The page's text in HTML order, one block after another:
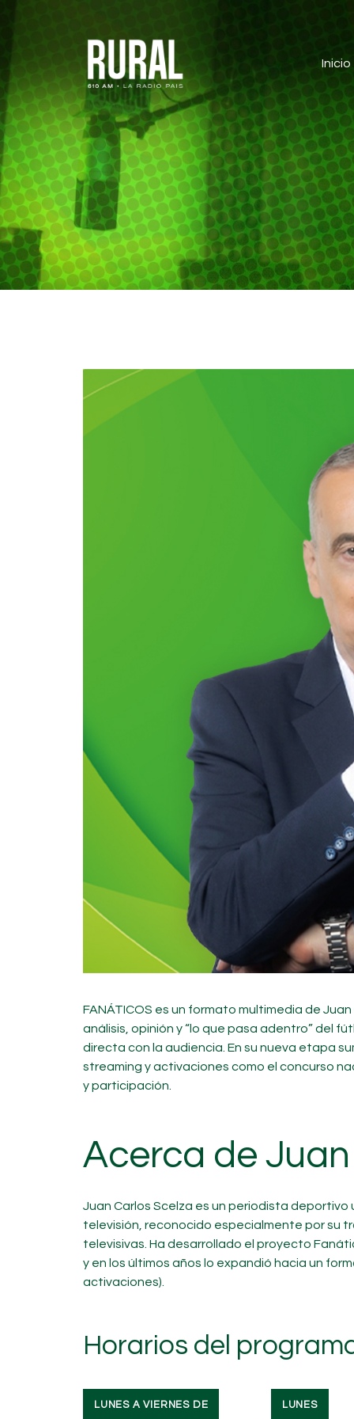
Inicio
FANÁTICOS es un formato multimedia de
análisis, opinión y “lo que pasa adentro” del
directa con la audiencia. En su nueva etapa
streaming y activaciones como el concurso
y participación.
Acerca de
Juan Carlos Scelza es un periodista
televisión, reconocido especialmente por su
televisivas. Ha desarrollado el proyecto
y en los últimos años lo expandió hacia un
activaciones).
Horarios del
LUNES A VIERNES DE LUNES